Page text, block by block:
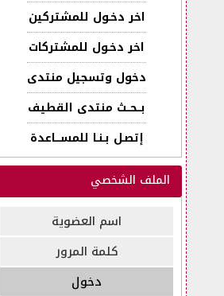
اخر دخـول للمشتركين
اخر دخـول للمشتركات
دخول وتسجيل منتدى
بــحــث منتدى القطيف
إتصـل بـنـا للمســـاعدة
الملف الشخصي